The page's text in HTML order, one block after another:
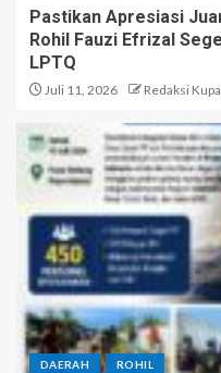
Pastikan Apresiasi
Rohil Fauzi Efrizal
LPTQ
Juli 11, 2026 Redaksi
DAERAH ROHIL